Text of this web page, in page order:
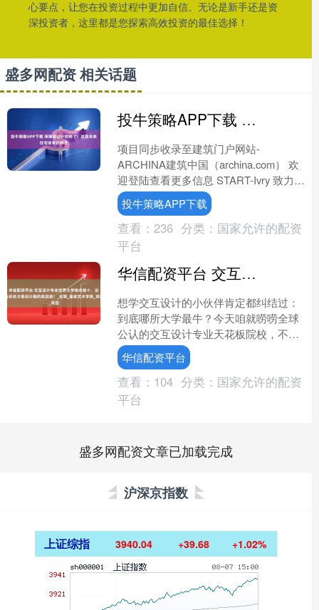
心要点，让您在投资过程中更加自信。无论是新手还是资
深投资者，这里都是您探索高效投资的最佳选择！
盛多网配资 相关话题
投牛策略APP下载 保障房设计封神了！这是未来住宅该有的样子
项目同步收录至建筑门户网站-
ARCHINA建筑中国（archina.com） 欢
迎登陆查看更多信息 START-Ivry 致力于
重新定义住房文化。它摒弃了现行的....
投牛策略APP下载
查看： 236 分类： 国家允许的配资
平台
华信配资平台 交互设计专业世界大学排名前十，这些名校才是设计圈的真顶流！_伦敦_皇家艺术学院_项目
想学交互设计的小伙伴肯定都纠结过：
到底哪所大学最牛？今天咱就唠唠全球
公认的交互设计专业天花板院校，不整
虚的，直接上干货！ 1. 卡内基梅隆大学
（美国） 江湖人称....
华信配资平台
查看： 104 分类： 国家允许的配资
平台
盛多网配资文章已加载完成
沪深京指数
上证综指 3940.04 +39.68 +1.02%